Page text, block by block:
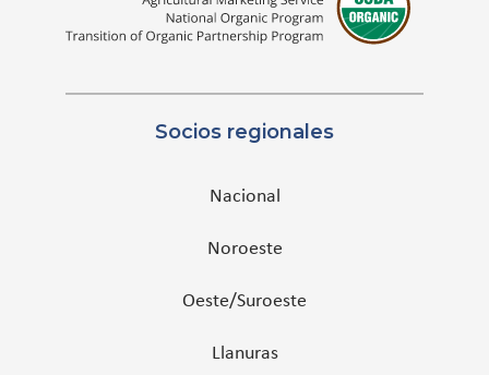
Socios regionales
Nacional
Noroeste
Oeste/Suroeste
Llanuras